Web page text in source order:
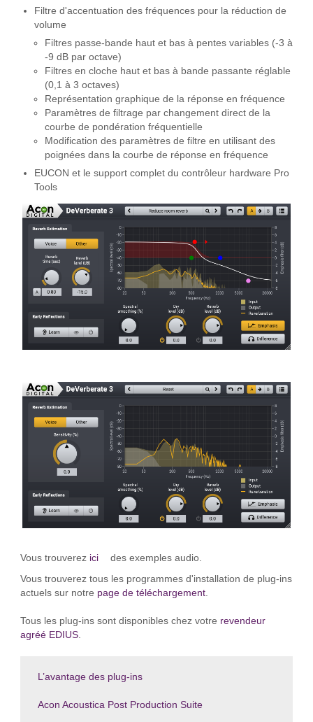
Filtre d'accentuation des fréquences pour la réduction de
volume
Filtres passe-bande haut et bas à pentes variables (-3 à
-9 dB par octave)
Filtres en cloche haut et bas à bande passante réglable
(0,1 à 3 octaves)
Représentation graphique de la réponse en fréquence
Paramètres de filtrage par changement direct de la
courbe de pondération fréquentielle
Modification des paramètres de filtre en utilisant des
poignées dans la courbe de réponse en fréquence
EUCON et le support complet du contrôleur hardware Pro
Tools
Vous trouverez ici
des exemples audio.
Vous trouverez tous les programmes d'installation de plug-ins
actuels sur notre page de téléchargement.
Tous les plug-ins sont disponibles chez votre revendeur
agréé EDIUS.
L’avantage des plug-ins
Acon Acoustica Post Production Suite